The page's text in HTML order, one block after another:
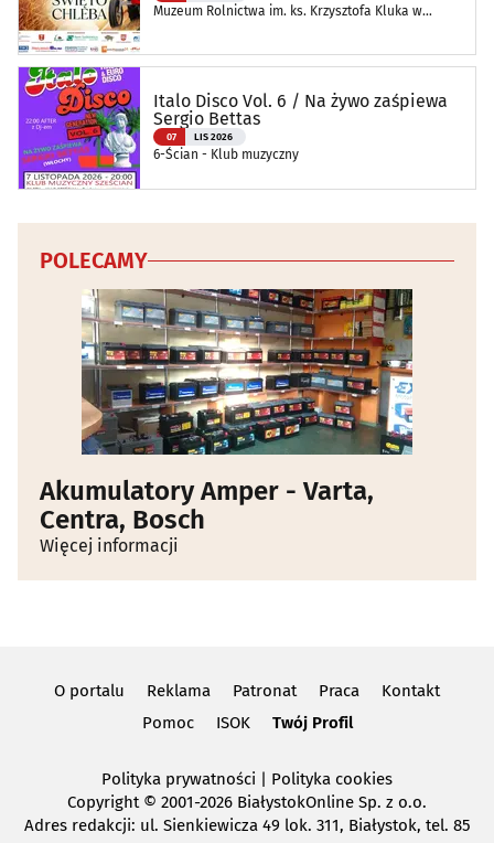
Muzeum Rolnictwa im. ks. Krzysztofa Kluka w
Italo Disco Vol. 6 / Na żywo zaśpiewa
Sergio Bettas
07 LIS 2026
6-Ścian - Klub muzyczny
POLECAMY
Akumulatory Amper - Varta,
Centra, Bosch
Więcej informacji
O portalu Reklama Patronat Praca
Kontakt
Pomoc
ISOK Twój Profil
Polityka prywatności | Polityka cookies
Copyright© 2001-2026 BiałystokOnline Sp. z o.o.
Adres redakcji: ul. Sienkiewicza 49 lok. 311, Białystok, tel. 85